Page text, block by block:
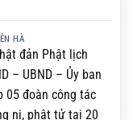
HÀ
đản Phật lịch
– UBND – Ủy ban
05 đoàn công tác
ni, phật tử tại 20